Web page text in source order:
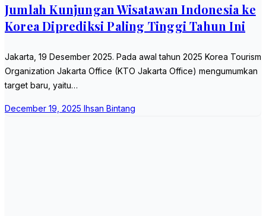
Jumlah Kunjungan Wisatawan Indonesia ke
Korea Diprediksi Paling Tinggi Tahun Ini
Jakarta, 19 Desember 2025. Pada awal tahun 2025 Korea Tourism
Organization Jakarta Office (KTO Jakarta Office) mengumumkan
target baru, yaitu…
December 19, 2025 Ihsan Bintang